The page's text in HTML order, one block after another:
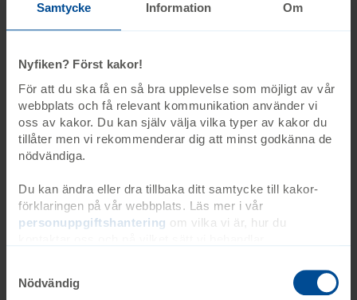
Samtycke Information Om
Nyfiken? Först kakor!
För att du ska få en så bra upplevelse som möjligt av vår
webbplats och få relevant kommunikation använder vi
oss av kakor. Du kan själv välja vilka typer av kakor du
tillåter men vi rekommenderar dig att minst godkänna de
nödvändiga.
Du kan ändra eller dra tillbaka ditt samtycke till kakor-
förklaringen på vår webbplats. Läs mer i vår
personuppgiftshantering om vilka vi är, hur du
när du kontaktade oss gällande ditt samtycke. Du kan
även själv ändra ditt samtycke direkt genom att klicka på
Nödvändig
Medföljande syskon
+ Lägg till syskon
Övrigt
Övrigt
Ågrenskas personuppgiftshantering, öppnas i ny flik